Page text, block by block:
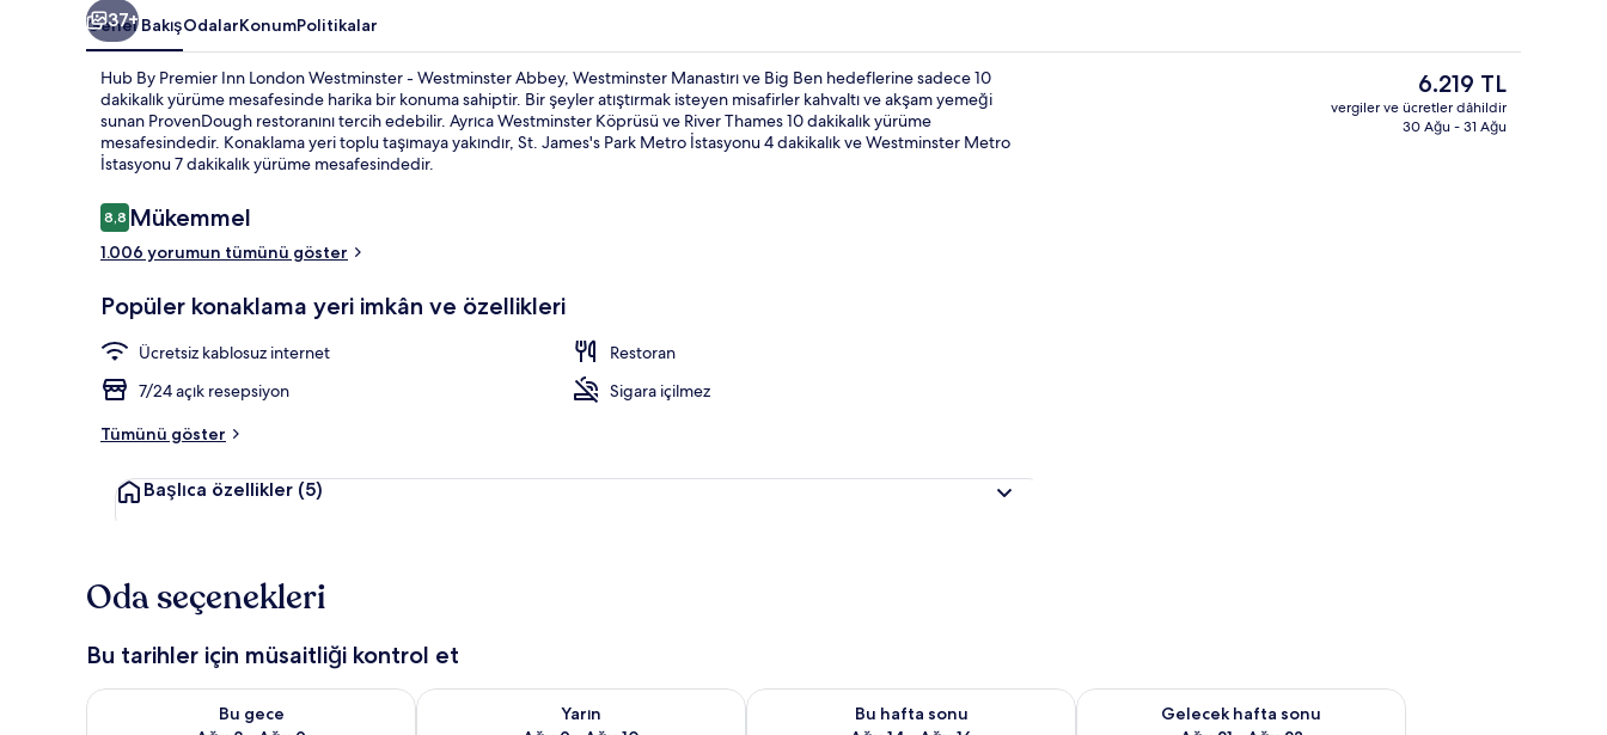
Resepsiyon Kahvaltı ve akşam yemeği sunulur
37+
Genel BakışOdalarKonumPolitikalar
Hub By Premier Inn London Westminster - Westminster Abbey, Westminster Manastırı ve Big Ben hedeflerine sadece 10
dakikalık yürüme mesafesinde harika bir konuma sahiptir. Bir şeyler atıştırmak isteyen misafirler kahvaltı ve akşam yemeği
sunan ProvenDough restoranını tercih edebilir. Ayrıca Westminster Köprüsü ve River Thames 10 dakikalık yürüme
mesafesindedir. Konaklama yeri toplu taşımaya yakındır, St. James's Park Metro İstasyonu 4 dakikalık ve Westminster Metro
İstasyonu 7 dakikalık yürüme mesafesindedir.
Yorumlar
8,88,8/10
Mükemmel
1.006 yorumun tümünü göster
Popüler konaklama yeri imkân ve özellikleri
Ücretsiz kablosuz internet
Restoran
7/24 açık resepsiyon
Sigara içilmez
Tümünü göster
Başlıca özellikler (5)
Şu
anki
fiyat
6.219 TL
vergiler ve ücretler dâhildir
30 Ağu - 31 Ağu
Oda seçenekleri
Bu tarihler için müsaitliği kontrol et
Bu gece
Bu gece için müsaitliği kontrol et Ağu 8 - Ağu 9
Yarın
Yarın için müsaitliği kontrol et Ağu 9 - Ağu 10
Bu hafta sonu
Bu hafta sonu için müsaitliği kontrol et Ağu 14 - Ağu 16
Gelecek hafta sonu
Önümüzdeki hafta sonu için müsaitliği kontrol et Ağu 21 -